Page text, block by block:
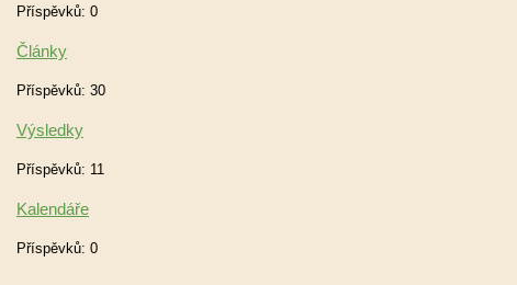
Příspěvků: 0
Články
Příspěvků: 30
Výsledky
Příspěvků: 11
Kalendáře
Příspěvků: 0